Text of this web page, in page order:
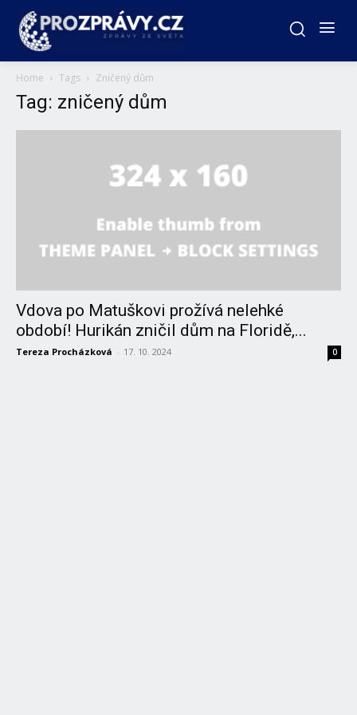
Home Tags Zničený dům
Tag: zničený dům
Vdova po Matuškovi prožívá nelehké
období! Hurikán zničil dům na Floridě,...
Tereza Procházková - 17. 10. 2024 0